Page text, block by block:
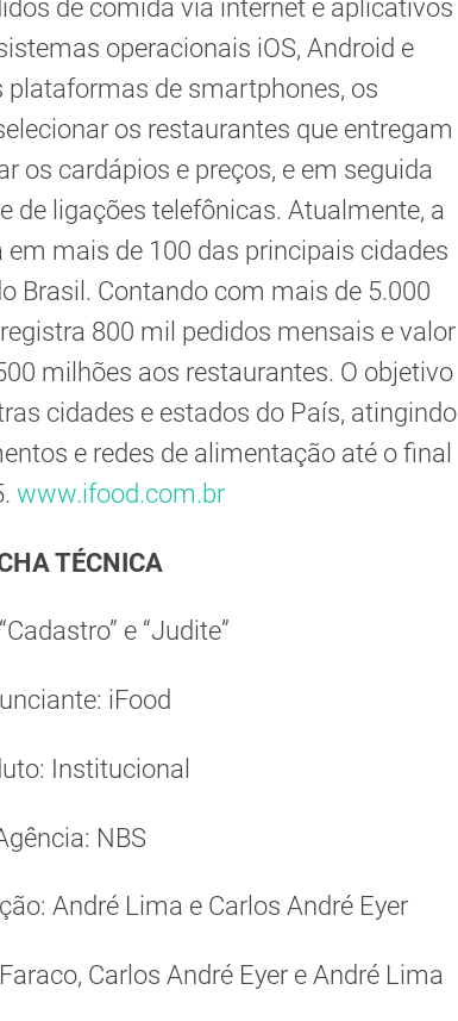
de comida via internet e aplicativos
operacionais iOS, Android e
plataformas de smartphones, os
os restaurantes que entregam
os cardápios e preços, e em seguida
de ligações telefônicas. Atualmente, a
mais de 100 das principais cidades
Brasil. Contando com mais de 5.000
800 mil pedidos mensais e valor
milhões aos restaurantes. O objetivo
cidades e estados do País, atingindo
e redes de alimentação até o final
www.ifood.com.br
TÉCNICA
e “Judite”
iFood
Institucional
NBS
André Lima e Carlos André Eyer
Carlos André Eyer e André Lima